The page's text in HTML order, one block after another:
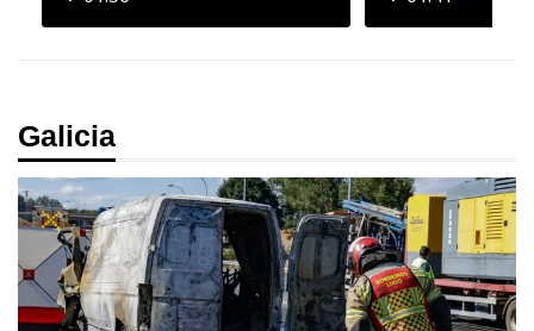
Galicia